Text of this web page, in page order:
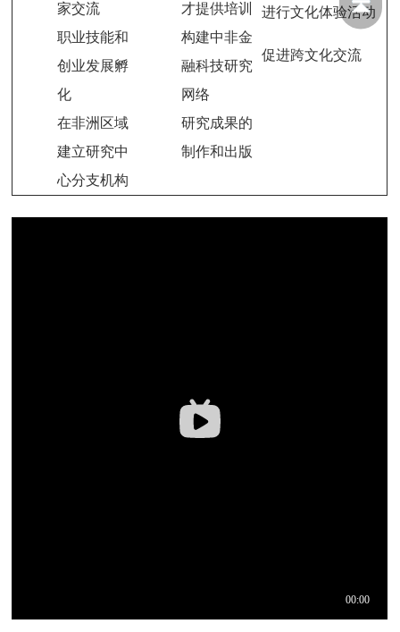
家交流
职业技能和
创业发展孵
化
在非洲区域
建立研究中
心分支机构
才提供培训
构建中非金
融科技研究
网络
研究成果的
制作和出版
进行文化体验活动
促进跨文化交流